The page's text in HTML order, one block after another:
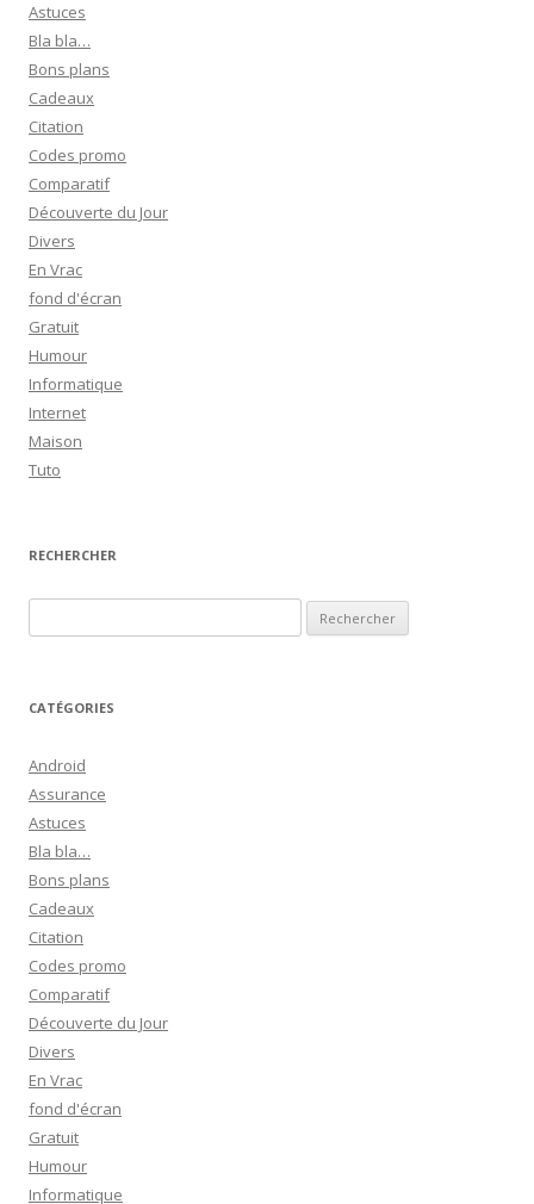
Astuces
Bla bla…
Bons plans
Cadeaux
Citation
Codes promo
Comparatif
Découverte du Jour
Divers
En Vrac
fond d'écran
Gratuit
Humour
Informatique
Internet
Maison
Tuto
RECHERCHER
e
h
r
c
h
e
r
:
CATÉGORIES
Android
Assurance
Astuces
Bla bla…
Bons plans
Cadeaux
Citation
Codes promo
Comparatif
Découverte du Jour
Divers
En Vrac
fond d'écran
Gratuit
Humour
Informatique